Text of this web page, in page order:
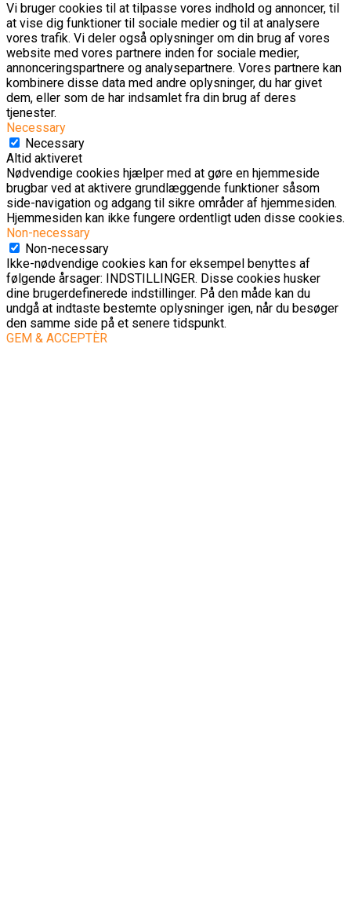
Vi bruger cookies til at tilpasse vores indhold og annoncer, til
at vise dig funktioner til sociale medier og til at analysere
vores trafik. Vi deler også oplysninger om din brug af vores
website med vores partnere inden for sociale medier,
annonceringspartnere og analysepartnere. Vores partnere kan
kombinere disse data med andre oplysninger, du har givet
dem, eller som de har indsamlet fra din brug af deres
tjenester.
Necessary
Necessary
Altid aktiveret
Nødvendige cookies hjælper med at gøre en hjemmeside
brugbar ved at aktivere grundlæggende funktioner såsom
side-navigation og adgang til sikre områder af hjemmesiden.
Hjemmesiden kan ikke fungere ordentligt uden disse cookies.
Non-necessary
Non-necessary
Ikke-nødvendige cookies kan for eksempel benyttes af
følgende årsager: INDSTILLINGER. Disse cookies husker
dine brugerdefinerede indstillinger. På den måde kan du
undgå at indtaste bestemte oplysninger igen, når du besøger
den samme side på et senere tidspunkt.
GEM & ACCEPTÈR